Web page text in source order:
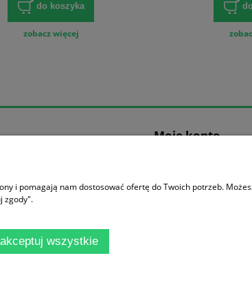
do koszyka
zobacz więcej
Moje konto
i pomagają nam dostosować ofertę do Twoich potrzeb.
zgody".
wszystkie